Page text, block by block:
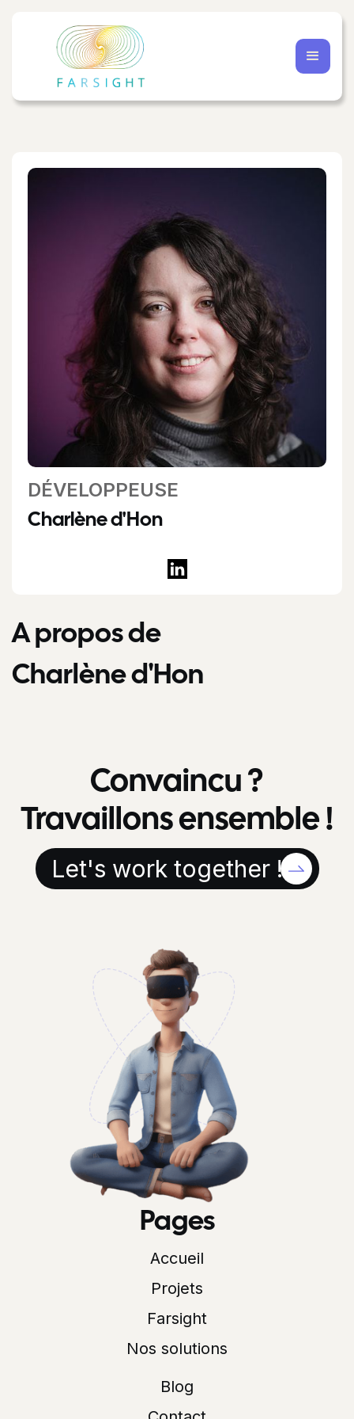
DÉVELOPPEUSE
Charlène d'Hon
A propos de
Charlène d'Hon
Convaincu ?
Travaillons ensemble !
Let's work together !
Pages
Accueil
Projets
Farsight
Nos solutions
Blog